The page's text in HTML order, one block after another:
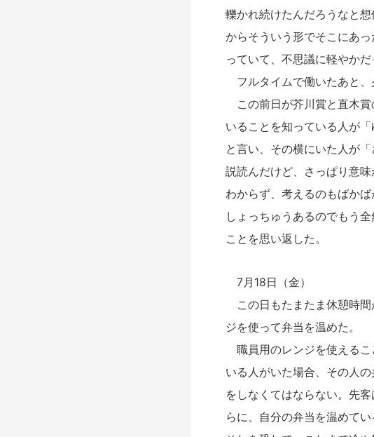
轢かれ続けたんだろうなと
からそういう形でそこにあ
っていて、不思議に軽やかだ
フルタイムで働いたあと、
この前日が芥川賞と直木賞
いることを知っている人が
と言い、その横にいた人が
説読んだけど、さっぱり意
わからず、考えるのもばか
しょっちゅうあるのでもう
ことを思い返した。
7月18日（金）
この日もたまたま休憩時間
ジを使って弁当を温めた。
職員用のレンジを使えるこ
いる人がいた場合、その人
をしなくてはならない。先
らに、自分の弁当を温めて